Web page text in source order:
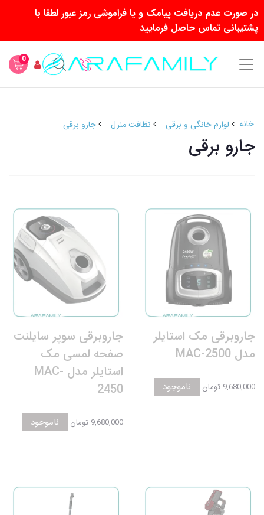
در صورت عدم دریافت پیامک و یا فراموشی رمز عبور لطفا با
پشتیبانی تماس حاصل فرمایید
0
خانه لوازم خانگی و برقی نظافت منزل جارو برقی
جارو برقی
جاروبرقی مک استایلر
مدل MAC-2500
9,680,000 تومان ناموجود
جاروبرقی سوپر سایلنت
صفحه لمسی مک
استایلر مدل MAC-
2450
9,680,000 تومان ناموجود